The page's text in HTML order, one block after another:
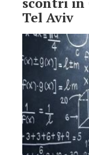
Tel Aviv